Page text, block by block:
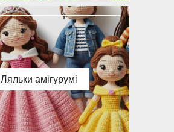
Ляльки амігурумі